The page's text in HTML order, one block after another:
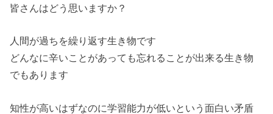
皆さんはどう思いますか？
人間が過ちを繰り返す生き物です
どんなに辛いことがあっても忘れることが出来る生き物
でもあります
知性が高いはずなのに学習能力が低いという面白い矛盾